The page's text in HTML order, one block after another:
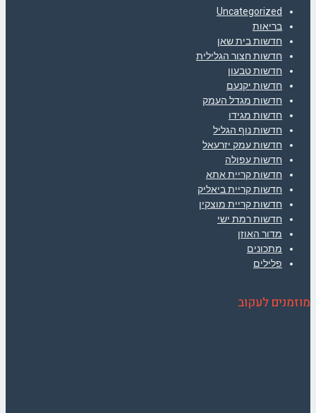
Uncategorized
בריאות
חדשות בית שאן
חדשות חצור הגלילית
חדשות טבעון
חדשות יקנעם
חדשות מגדל העמק
חדשות מגידו
חדשות נוף הגליל
חדשות עמק יזרעאל
חדשות עפולה
חדשות קריית אתא
חדשות קריית ביאליק
חדשות קריית מוצקין
חדשות רמת ישי
מדור האוזן
מתכונים
פלילים
מוזמנים לעקוב